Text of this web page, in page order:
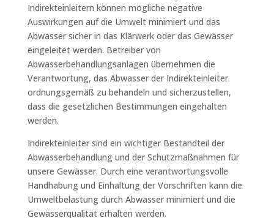
Indirekteinleitern können mögliche negative
Auswirkungen auf die Umwelt minimiert und das
Abwasser sicher in das Klärwerk oder das Gewässer
eingeleitet werden. Betreiber von
Abwasserbehandlungsanlagen übernehmen die
Verantwortung, das Abwasser der Indirekteinleiter
ordnungsgemäß zu behandeln und sicherzustellen,
dass die gesetzlichen Bestimmungen eingehalten
werden.
Indirekteinleiter sind ein wichtiger Bestandteil der
Abwasserbehandlung und der Schutzmaßnahmen für
unsere Gewässer. Durch eine verantwortungsvolle
Handhabung und Einhaltung der Vorschriften kann die
Umweltbelastung durch Abwasser minimiert und die
Gewässerqualität erhalten werden.